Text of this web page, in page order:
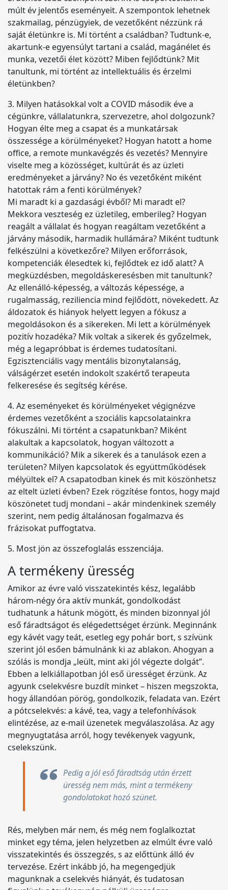
múlt év jelentős eseményeit. A szempontok lehetnek
szakmailag, pénzügyiek, de vezetőként nézzünk rá
saját életünkre is. Mi történt a családban? Tudtunk-e,
akartunk-e egyensúlyt tartani a család, magánélet és
munka, vezetői élet között? Miben fejlődtünk? Mit
tanultunk, mi történt az intellektuális és érzelmi
életünkben?
3. Milyen hatásokkal volt a COVID második éve a
cégünkre, vállalatunkra, szervezetre, ahol dolgozunk?
Hogyan élte meg a csapat és a munkatársak
összessége a körülményeket? Hogyan hatott a home
office, a remote munkavégzés és vezetés? Mennyire
viselte meg a közösséget, kultúrát és az üzleti
eredményeket a járvány? No és vezetőként miként
hatottak rám a fenti körülmények?
Mi maradt ki a gazdasági évből? Mi maradt el?
Mekkora veszteség ez üzletileg, emberileg? Hogyan
reagált a vállalat és hogyan reagáltam vezetőként a
járvány második, harmadik hullámára? Miként tudtunk
felkészülni a következőre? Milyen erőforrások,
kompetenciák élesedtek ki, fejlődtek ez idő alatt? A
megküzdésben, megoldáskeresésben mit tanultunk?
Az ellenálló-képesség, a változás képessége, a
rugalmasság, reziliencia mind fejlődött, növekedett. Az
áldozatok és hiányok helyett legyen a fókusz a
megoldásokon és a sikereken. Mi lett a körülmények
pozitív hozadéka? Mik voltak a sikerek és győzelmek,
még a legapróbbat is érdemes tudatosítani.
Egzisztenciális vagy mentális bizonytalanság,
válságérzet esetén indokolt szakértő terapeuta
felkeresése és segítség kérése.
4. Az eseményeket és körülményeket végignézve
érdemes vezetőként a szociális kapcsolatainkra
fókuszálni. Mi történt a csapatunkban? Miként
alakultak a kapcsolatok, hogyan változott a
kommunikáció? Mik a sikerek és a tanulások ezen a
területen? Milyen kapcsolatok és együttműködések
mélyültek el? A csapatodban kinek és mit köszönhetsz
az eltelt üzleti évben? Ezek rögzítése fontos, hogy majd
köszönetet tudj mondani – akár mindenkinek személy
szerint, nem pedig általánosan fogalmazva és
frázisokat puffogtatva.
5. Most jön az összefoglalás esszenciája.
A termékeny üresség
Amikor az évre való visszatekintés kész, legalább
három-négy óra aktív munkát, gondolkodást
tudhatunk a hátunk mögött, és minden bizonnyal jól
eső fáradtságot és elégedettséget érzünk. Meginnánk
egy kávét vagy teát, esetleg egy pohár bort, s szívünk
szerint jól esően bámulnánk ki az ablakon. Ahogyan a
szólás is mondja „leült, mint aki jól végezte dolgát”.
Ebben a lelkiállapotban jól eső ürességet érzünk. Az
agyunk cselekvésre buzdít minket – hiszen megszokta,
hogy állandóan pörög, gondolkozik, feladata van. Ezért
a pótcselekvés: a kávé, tea, vagy a telefonhívások
elintézése, az e-mail üzenetek megválaszolása. Az agy
megnyugtatása arról, hogy tevékenyek vagyunk,
cselekszünk.
Pedig a jól eső fáradtság után érzett
üresség nem más, mint a termékeny
gondolatokat hozó szünet.
Rés, melyben már nem, és még nem foglalkoztat
minket egy téma, jelen helyzetben az elmúlt évre való
visszatekintés és összegzés, s az előttünk álló év
tervezése. Ezért inkább jó, ha megengedjük
magunknak a cselekvés hiányát, és tudatosan